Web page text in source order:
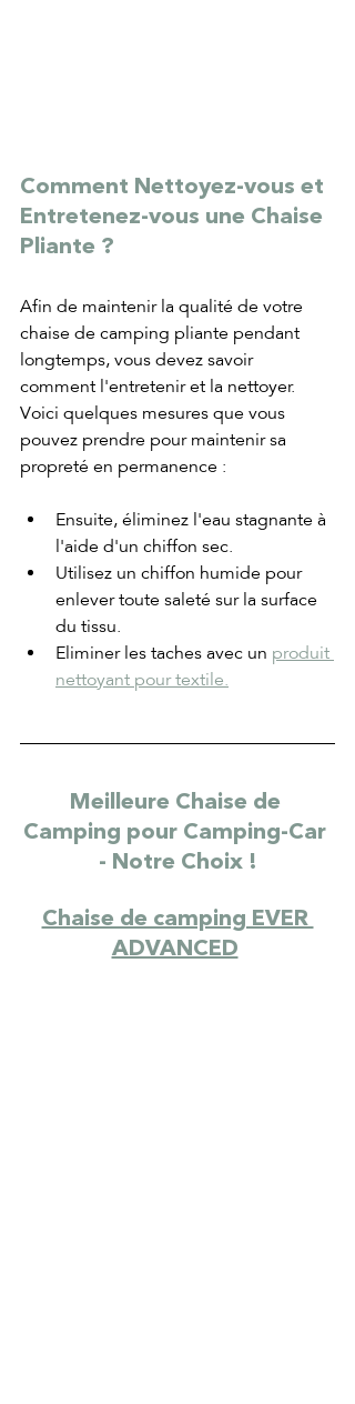
Comment Nettoyez-vous et
Entretenez-vous une Chaise
Pliante ?
Afin de maintenir la qualité de votre
chaise de camping pliante pendant
longtemps, vous devez savoir
comment l'entretenir et la nettoyer.
Voici quelques mesures que vous
pouvez prendre pour maintenir sa
propreté en permanence :
Ensuite, éliminez l'eau stagnante à
l'aide d'un chiffon sec.
Utilisez un chiffon humide pour
enlever toute saleté sur la surface
du tissu.
Eliminer les taches avec un produit
nettoyant pour textile.
Meilleure Chaise de
Camping pour Camping-Car
- Notre Choix !
Chaise de camping EVER
ADVANCED